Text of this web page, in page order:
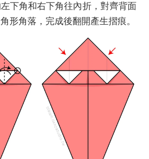
下角和右下角往內折，對齊背面
形角落，完成後翻開產生摺痕。